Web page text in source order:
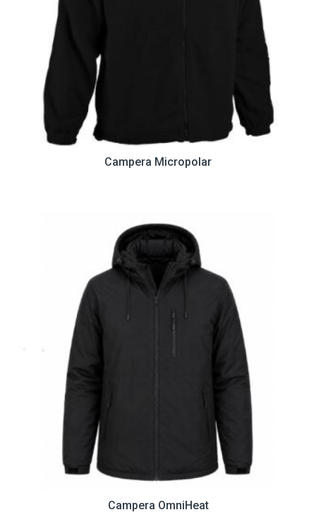
Campera Micropolar
Campera OmniHeat